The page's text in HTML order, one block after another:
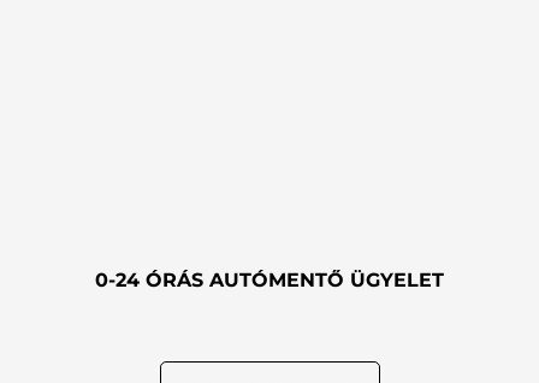
0-24 ÓRÁS AUTÓMENTŐ ÜGYELET